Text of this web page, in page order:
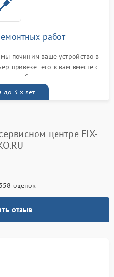
работ
починим ваше устройство в
привезет его к вам вместе с
бесплатно
до 3-х лет
центре FIX-
оценок
отзыв